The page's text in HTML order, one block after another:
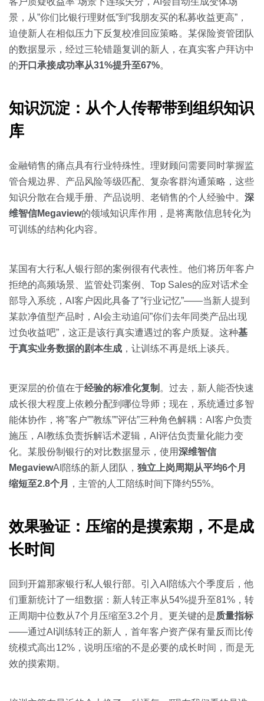
景，从”你们比银行理财低”到”我朋友买的私募收益更高”，
迫使新人在相似压力下反复校准回应策略。某保险资管团队
的数据显示，经过三轮错题复训的新人，在真实客户拜访中
的开口承接成功率从31%提升至67%。
知识沉淀：从个人传帮带到组织知识
库
金融销售的痛点具有行业特殊性。理财顾问需要同时掌握监
管合规边界、产品风险等级匹配、复杂客群沟通策略，这些
知识分散在合规手册、产品说明、老销售的个人经验中。 深
维智信Megaview的领域知识库作用，是将离散信息转化为
可训练的结构化内容。
某国有大行私人银行部的案例很有代表性。他们将历年客户
拒绝的高频场景、监管处罚案例、Top Sales的应对话术全
部导入系统，AI客户因此具备了”行业记忆”——当新人提到
某款净值型产品时，AI会主动追问”你们去年同类产品出现
过负收益吧”，这正是该行真实遭遇过的客户质疑。这种基
于真实业务数据的剧本生成 ，让训练不再是纸上谈兵。
更深层的价值在于经验的标准化复制 。过去，新人能否快速
成长很大程度上依赖分配到哪位导师；现在，系统通过多智
能体协作，将”客户””教练””评估”三种角色解耦：AI客户负责
施压，AI教练负责拆解话术逻辑，AI评估负责量化能力变
化。某股份制银行的对比数据显示，使用深维智信
MegaviewAI陪练的新人团队， 独立上岗周期从平均6个月
缩短至2.8个月
，主管的人工陪练时间下降约55%。
效果验证：压缩的是摸索期，不是成
长时间
回到开篇那家银行私人银行部。引入AI陪练六个季度后，他
们重新统计了一组数据：新人转正率从54%提升至81%，转
正周期中位数从7个月压缩至3.2个月。更关键的是质量指标
——通过AI训练转正的新人，首年客户资产保有量反而比传
统模式高出12%，说明压缩的不是必要的成长时间，而是无
效的摸索期。